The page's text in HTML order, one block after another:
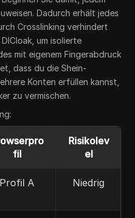
Dadurch erhält jedes
Crosslinking verhindert
um isolierte
mit eigenem Fingerabdruck
dass du die Shein-
Konten erfüllen kannst,
zu vermischen.
fil
Risikolev
el
Profil A Niedrig